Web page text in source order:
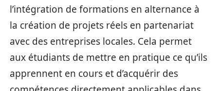
l’intégration de formations en alternance à
la création de projets réels en partenariat
avec des entreprises locales. Cela permet
aux étudiants de mettre en pratique ce qu’ils
apprennent en cours et d’acquérir des